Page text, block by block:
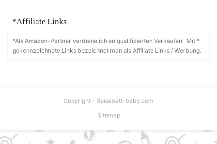
*Affiliate Links
*Als Amazon-Partner verdiene ich an qualifizierten Verkäufen. Mit *
gekennzeichnete Links bezeichnet man als Affiliate Links / Werbung.
Copyright - Reisebett-baby.com
Sitemap